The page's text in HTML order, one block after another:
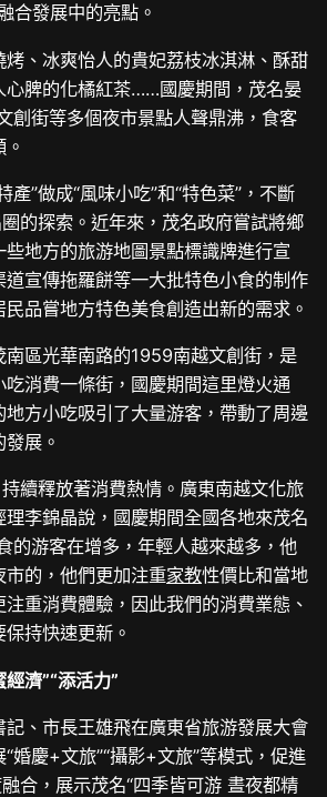
合發展中的亮點。
、冰爽怡人的貴妃荔枝冰淇淋、酥甜
心脾的化橘紅茶……國慶期間，茂名晏
創街等多個夜市景點人聲鼎沸，食客
產”做成“風味小吃”和“特色菜”，不斷
的探索。近年來，茂名政府嘗試將鄉
地方的旅游地圖景點標識牌進行宣
宣傳拖羅餅等一大批特色小食的制作
品嘗地方特色美食創造出新的需求。
南區光華南路的1959南越文創街，是
消費一條街，國慶期間這里燈火通
地方小吃吸引了大量游客，帶動了周邊
展。
續釋放著消費熱情。廣東南越文化旅
李錦晶說，國慶期間全國各地來茂名
的游客在增多，年輕人越來越多，他
的，他們更加注重家教性價比和當地
注重消費體驗，因此我們的消費業態、
持快速更新。
濟”“添活力”
、市長王雄飛在廣東省旅游發展大會
婚慶+文旅”“攝影+文旅”等模式，促進
合，展示茂名“四季皆可游 晝夜都精